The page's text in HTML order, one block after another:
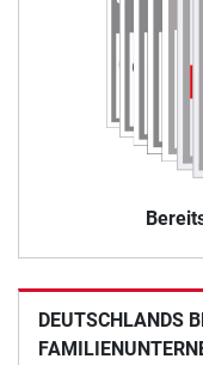
DEUTSCHLANDS